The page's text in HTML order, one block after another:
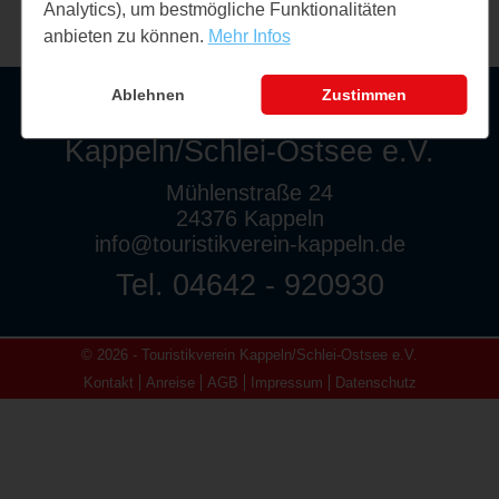
Touristikverein
Kappeln/Schlei-Ostsee e.V.
Mühlenstraße 24
24376 Kappeln
info@touristikverein-kappeln.de
Tel. 04642 - 920930
© 2026 - Touristikverein Kappeln/Schlei-Ostsee e.V.
Kontakt
Anreise AGB Impressum Datenschutz
Analytics), um bestmögliche Funktionalitäten
anbieten zu können. Mehr Infos
Ablehnen Zustimmen